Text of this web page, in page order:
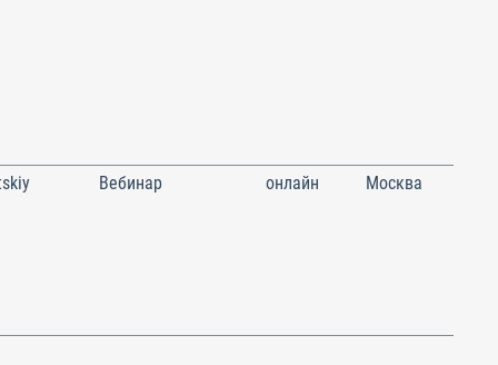
Вебинар онлайн Москва